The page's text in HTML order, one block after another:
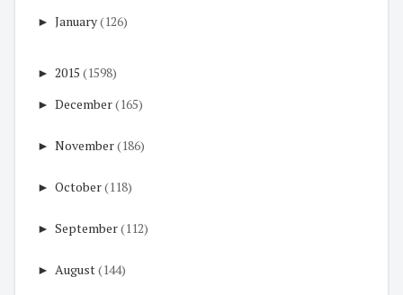
► January(126)
► 2015 (1598)
► December(165)
► November(186)
► October(118)
► September(112)
► August(144)